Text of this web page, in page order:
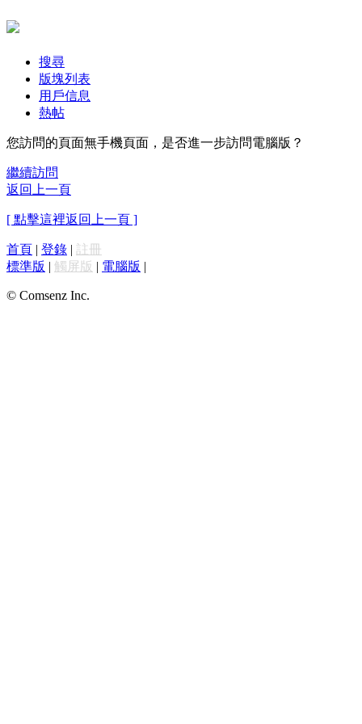
搜尋
版塊列表
用戶信息
熱帖
您訪問的頁面無手機頁面，是否進一步訪問電腦版？
繼續訪問
返回上一頁
[ 點擊這裡返回上一頁 ]
首頁 | 登錄 | 註冊
標準版 | 觸屏版 | 電腦版 |
© Comsenz Inc.